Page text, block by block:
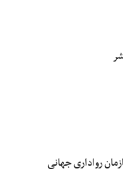
رواداری جهانی